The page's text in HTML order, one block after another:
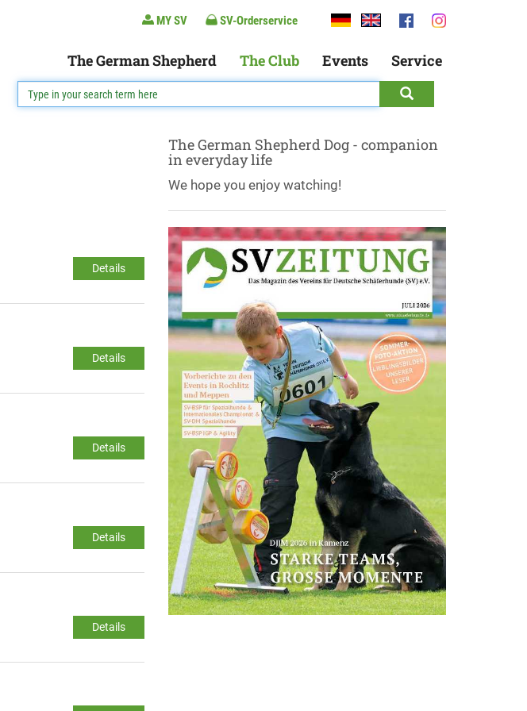
MY SV SV-Orderservice
The German Shepherd The Club Events Service
Details
Details
Details
Details
Details
The German Shepherd Dog - companion
in everyday life
We hope you enjoy watching!